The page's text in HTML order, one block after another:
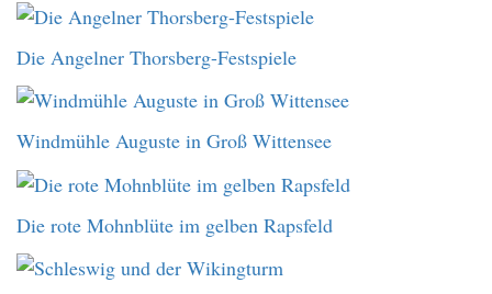
Die Angelner Thorsberg-Festspiele
Windmühle Auguste in Groß Wittensee
Die rote Mohnblüte im gelben Rapsfeld